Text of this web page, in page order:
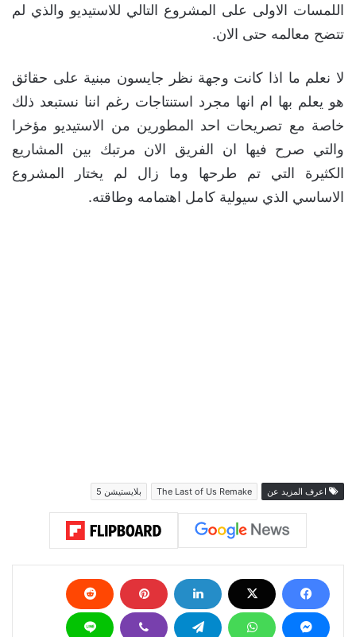
اللمسات الاولى على المشروع التالي للاستيديو والذي لم
تتضح معالمه حتى الان.
لا نعلم ما اذا كانت وجهة نظر جايسون مبنية على حقائق
هو يعلم بها ام انها مجرد استنتاجات رغم اننا نستبعد ذلك
خاصة مع تصريحات احد المطورين من الاستيديو مؤخرا
والتي صرح فيها ان الفريق الان مرتبك بين المشاريع
الكثيرة التي تم طرحها وما زال لم يختار المشروع
الاساسي الذي سيولية كامل اهتمامه وطاقته.
اعرف المزيد عن The Last of Us Remake بلايستيشن 5